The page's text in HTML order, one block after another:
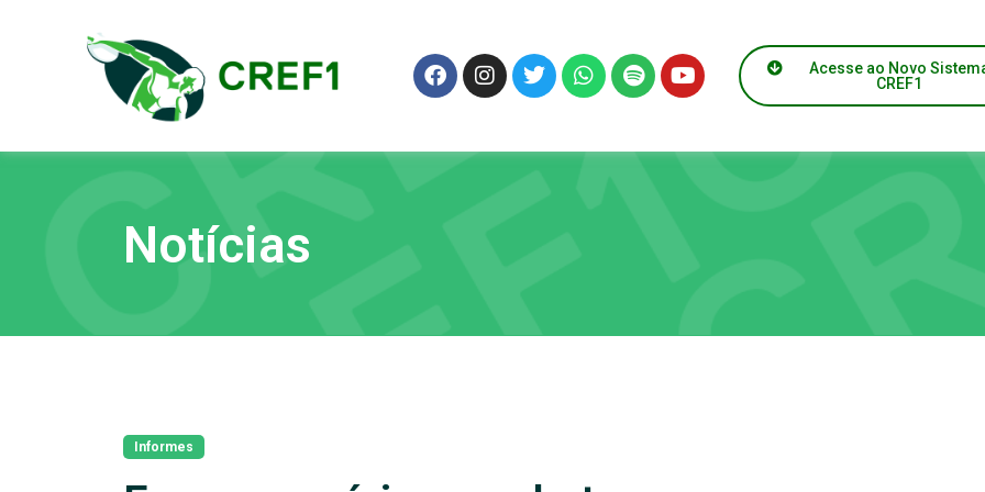
Acesse ao Novo
CREF1
Notícias
Informes